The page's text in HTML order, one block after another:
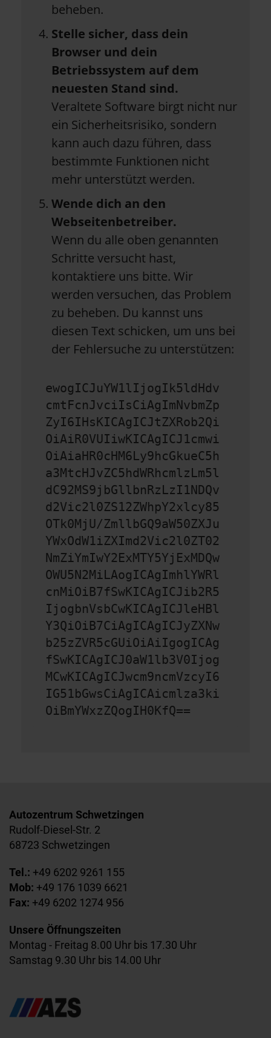
beheben.
Stelle sicher, dass dein
Browser und dein
Betriebssystem auf dem
neuesten Stand sind.
Veraltete Software birgt nicht nur
ein Sicherheitsrisiko, sondern
kann auch dazu führen, dass
bestimmte Funktionen nicht
mehr unterstützt werden.
Wende dich an den
Webseitenbetreiber.
Wenn du alle oben genannten
Schritte versucht hast,
kontaktiere uns bitte. Wir
werden versuchen, das Problem
zu beheben. Du kannst uns
diesen Text schicken, um uns bei
der Fehlersuche zu unterstützen:
ewogICJuYW1lIjogIk5ldHdv
cmtFcnJvciIsCiAgImNvbmZp
ZyI6IHsKICAgICJtZXRob2Qi
OiAiR0VUIiwKICAgICJ1cmwi
OiAiaHR0cHM6Ly9hcGkueC5h
a3MtcHJvZC5hdWRhcmlzLm5l
dC92MS9jbGllbnRzLzI1NDQv
d2Vic2l0ZS12ZWhpY2xlcy85
OTk0MjU/ZmllbGQ9aW50ZXJu
YWxOdW1iZXImd2Vic2l0ZT02
NmZiYmIwY2ExMTY5YjExMDQw
OWU5N2MiLAogICAgImhlYWRl
cnMiOiB7fSwKICAgICJib2R5
IjogbnVsbCwKICAgICJleHBl
Y3QiOiB7CiAgICAgICJyZXNw
b25zZVR5cGUiOiAiIgogICAg
fSwKICAgICJ0aW1lb3V0Ijog
MCwKICAgICJwcm9ncmVzcyI6
IG51bGwsCiAgICAicmlza3ki
OiBmYWxzZQogIH0KfQ==
Autozentrum Schwetzingen
Rudolf-Diesel-Str. 2
68723 Schwetzingen
Tel.: +49 6202 9261 155
Mob: +49 176 1039 6621
Fax: +49 6202 1274 956
Unsere Öffnungszeiten
Montag - Freitag 8.00 Uhr bis 17.30 Uhr
Samstag 9.30 Uhr bis 14.00 Uhr